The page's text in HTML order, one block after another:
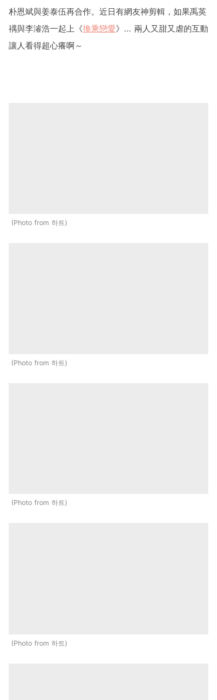
朴恩斌與姜泰伍再合作。近日有網友神剪輯，如果禹英
禑與李濬浩一起上《換乘戀愛》... 兩人又甜又虐的互動
讓人看得超心癢啊～
Photo from 하트
Photo from 하트
Photo from 하트
Photo from 하트